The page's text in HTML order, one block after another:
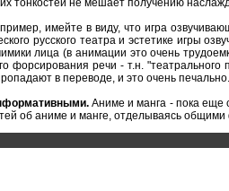
тонкостей не мешает получению
имейте в виду, что игра
русского театра и эстетике игры
лица (в анимации это очень
форсирования речи - т.н.
в переводе, и это очень печально.
Аниме и манга - пока еще
об аниме и манге, отделываясь